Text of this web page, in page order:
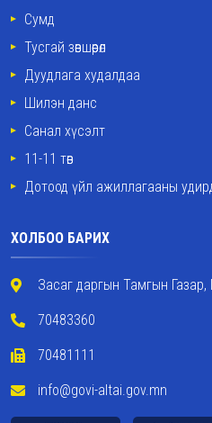
Сумд
Тусгай зөвшөөрөл
Дуудлага худалдаа
Шилэн данс
Санал хүсэлт
11-11 төв
Дотоод үйл ажиллагааны
ХОЛБОО БАРИХ
Засаг даргын Тамгын
70483360
70481111
info@govi-altai.gov.mn